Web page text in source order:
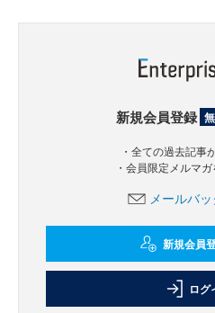
新規会員登録
・全ての過去記事
・会員限定メルマ
メールバ
新規会員
ログ